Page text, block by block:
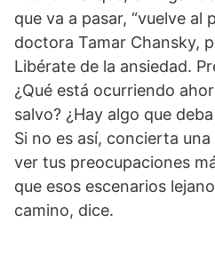
que va a pasar, “vuelve al
doctora Tamar Chansky,
Libérate de la ansiedad.
¿Qué está ocurriendo
salvo? ¿Hay algo que
Si no es así, concierta una
ver tus preocupaciones
que esos escenarios
camino, dice.